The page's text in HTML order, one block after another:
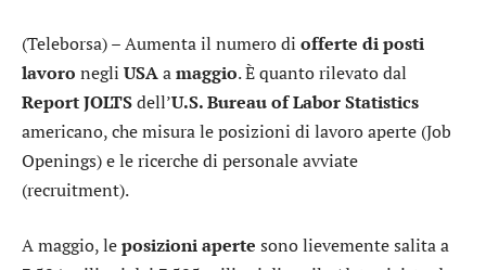
(Teleborsa) – Aumenta il numero di offerte di posti
lavoro negli USAamaggio. È quanto rilevato dal
Report JOLTSdell’U.S. Bureau of Labor Statistics
americano, che misura le posizioni di lavoro aperte (Job
Openings) e le ricerche di personale avviate
(recruitment).
A maggio, leposizioni aperte sono lievemente salita a